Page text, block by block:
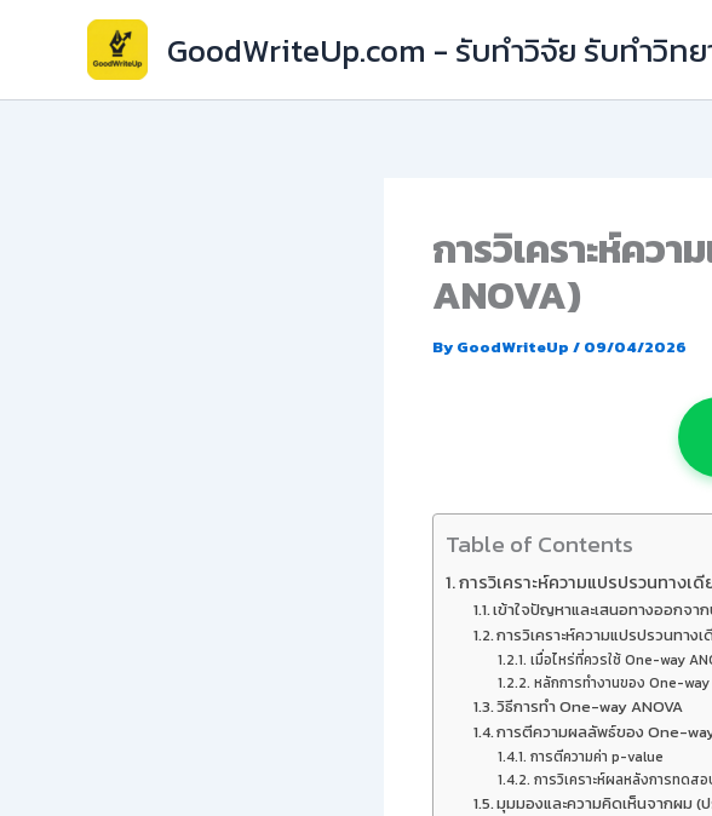
GoodWriteUp.com - รับทำวิจัย รับทำวิ
การวิเคราะห์คว
ANOVA)
By GoodWriteUp / 09/04/2026
Table of Contents
การวิเคราะห์ความแปรปรวนทางเ
เข้าใจปัญหาและเสนอทางออกจ
การวิเคราะห์ความแปรปรวนทางเ
เมื่อไหร่ที่ควรใช้ One-way
หลักการทำงานของ One-way
วิธีการทำ One-way ANOVA
การตีความผลลัพธ์ของ One-
การตีความค่า p-value
การวิเคราะห์ผลหลังการทดส
มุมมองและความคิดเห็นจากผม (